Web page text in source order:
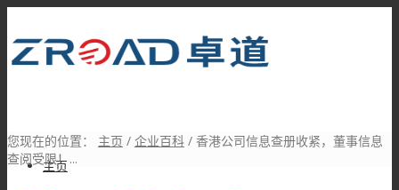
主页
您现在的位置： 主页 / 企业百科 / 香港公司信息查册收紧，董事信息
查阅受限！...